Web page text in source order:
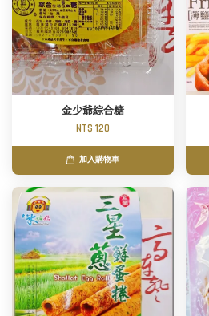
金少爺綜合糖
NT$ 120
加入購物車